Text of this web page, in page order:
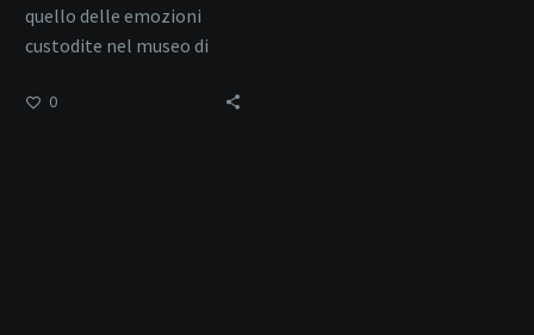
quello delle emozioni
custodite nel museo di
0